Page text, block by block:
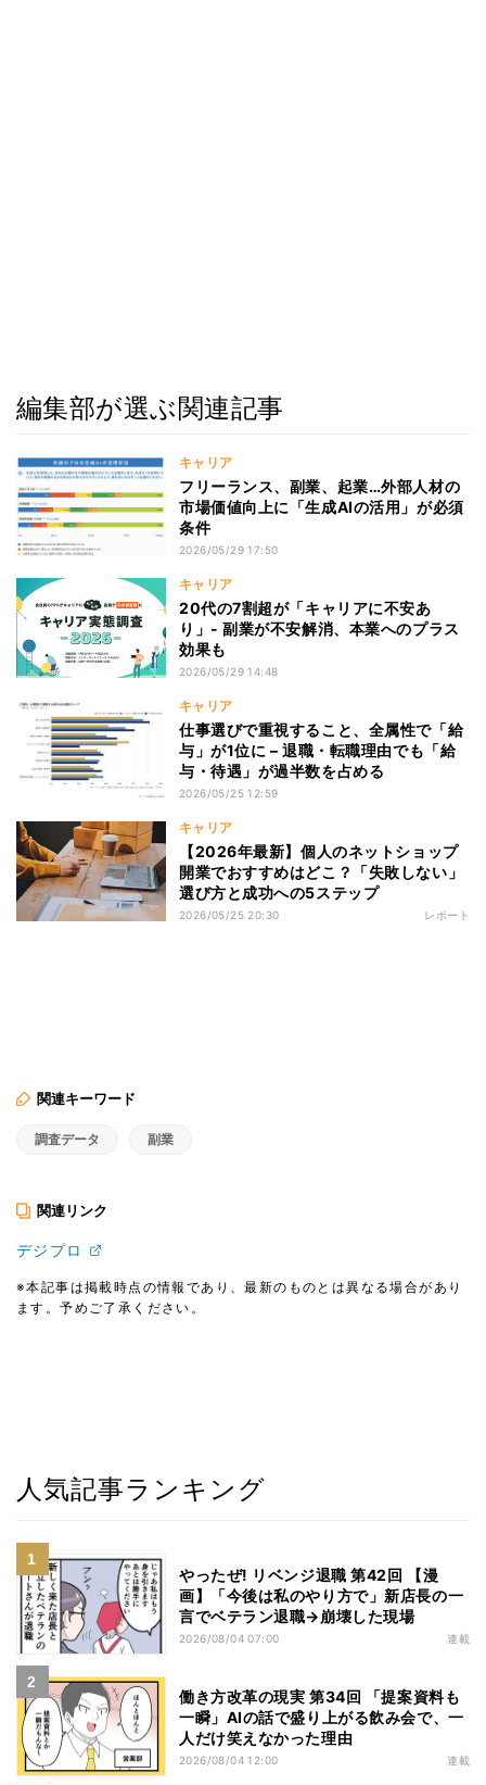
編集部が選ぶ関連記事
キャリア
フリーランス、副業、起業…外部人材の
市場価値向上に「生成AIの活用」が必須
条件
2026/05/29 17:50
キャリア
20代の7割超が「キャリアに不安あ
り」- 副業が不安解消、本業へのプラス
効果も
2026/05/29 14:48
キャリア
仕事選びで重視すること、全属性で「給
与」が1位に – 退職・転職理由でも「給
与・待遇」が過半数を占める
2026/05/25 12:59
キャリア
【2026年最新】個人のネットショップ
開業でおすすめはどこ？「失敗しない」
選び方と成功への5ステップ
2026/05/25 20:30 レポート
関連キーワード
調査データ 副業
関連リンク
デジプロ
※本記事は掲載時点の情報であり、最新のものとは異なる場合があり
ます。予めご了承ください。
人気記事ランキング
やったぜ! リベンジ退職 第42回 【漫
画】「今後は私のやり方で」新店長の一
言でベテラン退職→崩壊した現場
2026/08/04 07:00 連載
働き方改革の現実 第34回 「提案資料も
一瞬」AIの話で盛り上がる飲み会で、一
人だけ笑えなかった理由
2026/08/04 12:00 連載